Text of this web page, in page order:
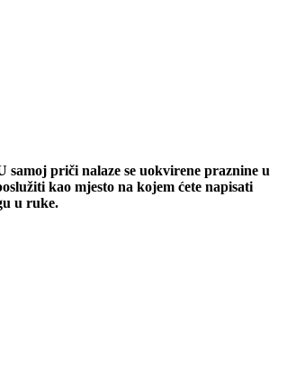
samoj priči nalaze se uokvirene praznine u
kao mjesto na kojem ćete napisati
u ruke.